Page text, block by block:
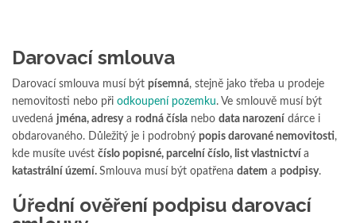
Darovací smlouva
Darovací smlouva musí být písemná, stejně jako třeba u prodeje
nemovitosti nebo při odkoupení pozemku. Ve smlouvě musí být
uvedená jména, adresya rodná čísla nebo data narození dárce i
obdarovaného. Důležitý je i podrobný popis darované nemovitosti,
kde musíte uvést číslo popisné, parcelní číslo, list vlastnictví a
katastrální území. Smlouva musí být opatřena datem a podpisy.
Úřední ověření podpisu darovací